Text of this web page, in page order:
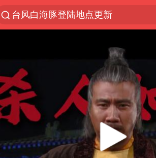
台风白海豚登陆地点更新
看守所辅警收受10万获刑1年
台风白海豚进入48小时警戒线
陈熠被张本美和连扳三局逆转
李亚鹏向地铁吐血女孩捐99999元
多地要求领导干部带头休假
感觉全东北都在等7号